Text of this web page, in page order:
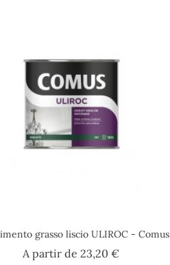
grasso liscio ULIROC - Comus
A partir de 23,20 €Prezzo